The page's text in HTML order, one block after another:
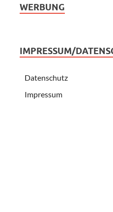
WERBUNG
IMPRESSUM/
Datenschutz
Impressum